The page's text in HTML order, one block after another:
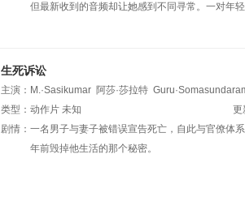
但最新收到的音频却让她感到不同寻常。一对年
生死诉讼
主演： M.·Sasikumar 阿莎·莎拉特
类型： 动作片 未知
更
剧情： 一名男子与妻子被错误宣告死亡，自此与官僚体
年前毁掉他生活的那个秘密。